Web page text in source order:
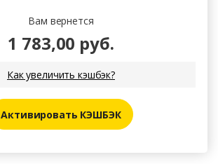
Вам вернется
1 783,00 руб.
Как увеличить кэшбэк?
Активировать КЭШБЭК